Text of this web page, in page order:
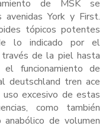
de MSK se
York y First.
tópicos potentes
lo indicado por el
de la piel hasta
funcionamiento de
deutschland tren ace
excesivo de estas
como también
de volumen